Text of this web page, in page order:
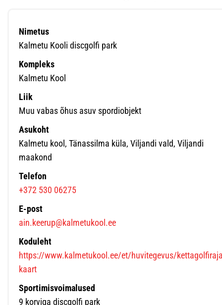
Nimetus
Kalmetu Kooli discgolfi park
Kompleks
Kalmetu Kool
Liik
Muu vabas õhus asuv spordiobjekt
Asukoht
Kalmetu kool, Tänassilma küla, Viljandi vald, Viljandi
maakond
Telefon
+372 530 06275
E-post
ain.keerup@kalmetukool.ee
Koduleht
https://www.kalmetukool.ee/et/huvitegevus/
kaart
Sportimisvoimalused
9 korviga discgolfi park